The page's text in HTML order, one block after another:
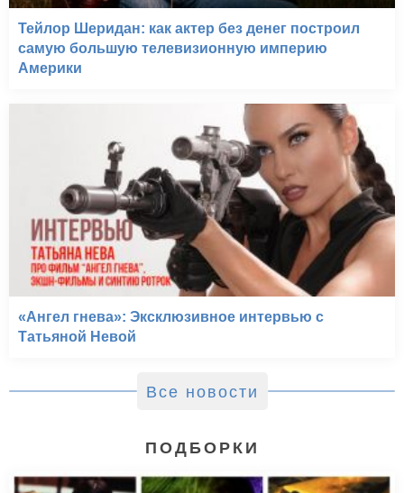
Тейлор Шеридан: как актер без денег построил
самую большую телевизионную империю
Америки
«Ангел гнева»: Эксклюзивное интервью с
Татьяной Невой
Все новости
ПОДБОРКИ